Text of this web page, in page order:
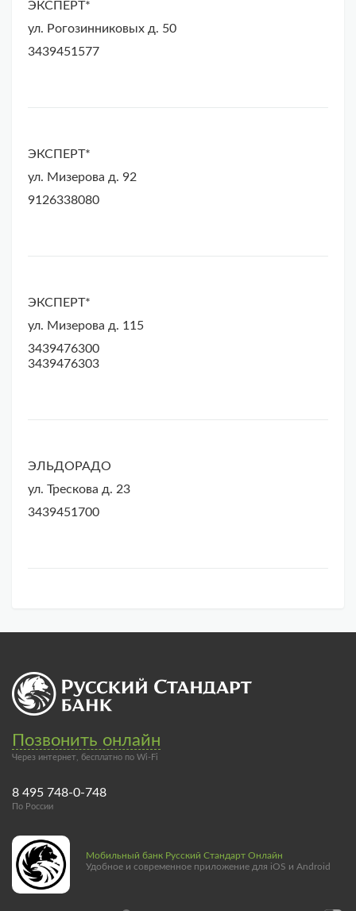
ЭКСПЕРТ*
ул. Рогозинниковых д. 50
3439451577
ЭКСПЕРТ*
ул. Мизерова д. 92
9126338080
ЭКСПЕРТ*
ул. Мизерова д. 115
3439476300
3439476303
ЭЛЬДОРАДО
ул. Трескова д. 23
3439451700
Позвонить онлайн
Через интернет, бесплатно по Wi-Fi
8 495 748-0-748
По России
Мобильный банк Русский Стандарт Онлайн
Удобное и современное приложение для iOS и Android